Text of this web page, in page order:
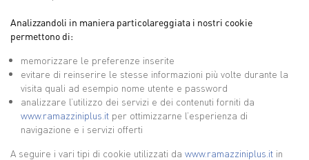
Analizzandoli in maniera particolareggiata i nostri cookie
permettono di:
memorizzare le preferenze inserite
evitare di reinserire le stesse informazioni più volte durante la
visita quali ad esempio nome utente e password
analizzare l’utilizzo dei servizi e dei contenuti forniti da
www.ramazziniplus.it per ottimizzarne l’esperienza di
navigazione e i servizi offerti
A seguire i vari tipi di cookie utilizzati da www.ramazziniplus.it in